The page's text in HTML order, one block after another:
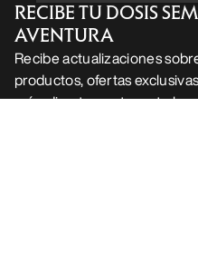
Help
RECIBE TU DOSIS
AVENTURA
Recibe actualizaciones
productos, ofertas
más, directamente en tu